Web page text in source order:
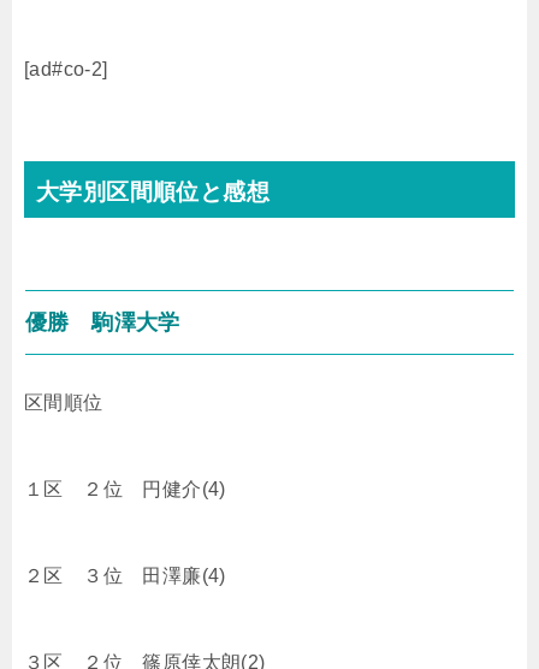
[ad#co-2]
大学別区間順位と感想
優勝 駒澤大学
区間順位
１区 ２位 円健介(4)
２区 ３位 田澤廉(4)
３区 ２位 篠原倖太朗(2)